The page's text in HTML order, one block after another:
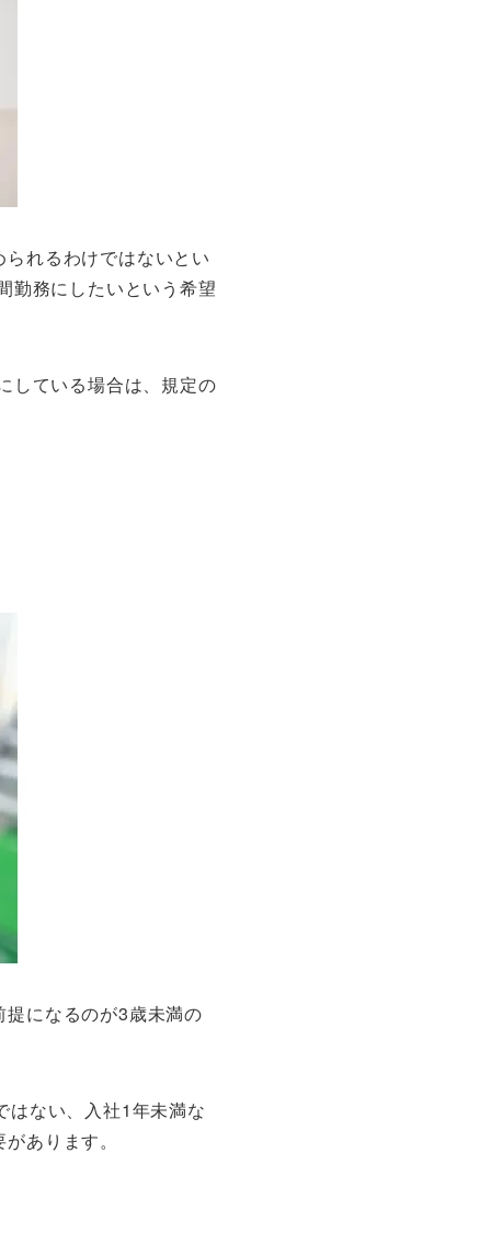
れるわけではないとい
勤務にしたいという希望
している場合は、規定の
になるのが3歳未満の
はない、入社1年未満な
あります。